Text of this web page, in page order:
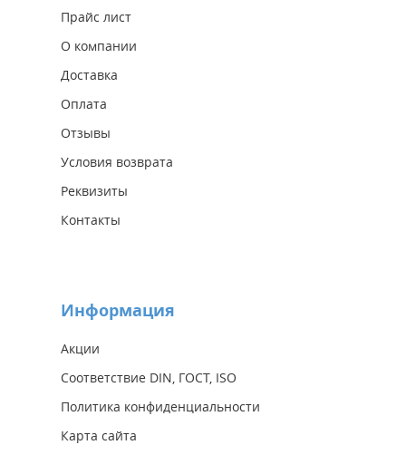
Прайс лист
О компании
Доставка
Оплата
Отзывы
Условия возврата
Реквизиты
Контакты
Информация
Акции
Соответствие DIN, ГОСТ, ISO
Политика конфиденциальности
Карта сайта